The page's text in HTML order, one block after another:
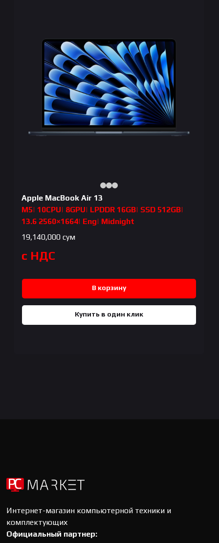
Apple MacBook Air 13
M5| 10CPU| 8GPU| LPDDR 16GB| SSD 512GB|
13.6 2560×1664| Eng| Midnight
19,140,000 сум
с НДС
В корзину
Купить в один клик
Интернет-магазин компьютерной техники и
комплектующих
Официальный партнер: